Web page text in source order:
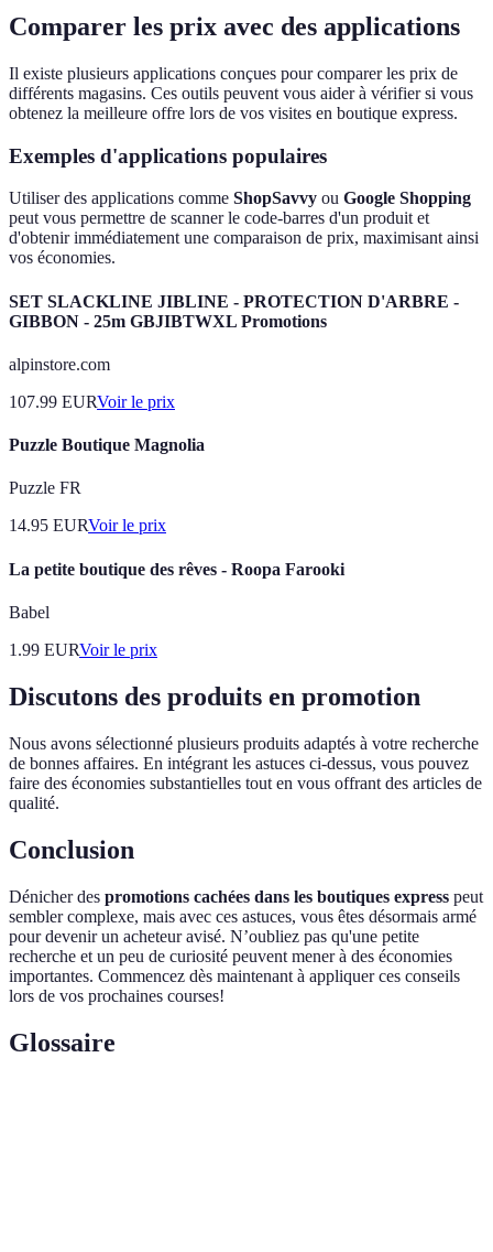
Comparer les prix avec des applications
Il existe plusieurs applications conçues pour comparer les prix de
différents magasins. Ces outils peuvent vous aider à vérifier si vous
obtenez la meilleure offre lors de vos visites en boutique express.
Exemples d'applications populaires
Utiliser des applications comme ShopSavvy ou Google Shopping
peut vous permettre de scanner le code-barres d'un produit et
d'obtenir immédiatement une comparaison de prix, maximisant ainsi
vos économies.
SET SLACKLINE JIBLINE - PROTECTION D'ARBRE -
GIBBON - 25m GBJIBTWXL Promotions
alpinstore.com
107.99 EURVoir le prix
Puzzle Boutique Magnolia
Puzzle FR
14.95 EURVoir le prix
La petite boutique des rêves - Roopa Farooki
Babel
1.99 EURVoir le prix
Discutons des produits en promotion
Nous avons sélectionné plusieurs produits adaptés à votre recherche
de bonnes affaires. En intégrant les astuces ci-dessus, vous pouvez
faire des économies substantielles tout en vous offrant des articles de
qualité.
Conclusion
Dénicher des promotions cachées dans les boutiques express peut
sembler complexe, mais avec ces astuces, vous êtes désormais armé
pour devenir un acheteur avisé. N’oubliez pas qu'une petite
recherche et un peu de curiosité peuvent mener à des économies
importantes. Commencez dès maintenant à appliquer ces conseils
lors de vos prochaines courses!
Glossaire